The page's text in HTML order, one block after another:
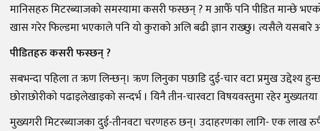
मानिसहरु मिटरब्याजको समस्यामा कसरी फस्छन् ? म आफैँ पनि पीडित मान्छे
खास गरेर फिल्डमा भएकाले पनि यो कुराको अलि बढी ज्ञान राख्छु। त्यसैले यसबारे
पीडितहरु कसरी फस्छन् ?
सबभन्दा पहिला त ऋण लिन्छन्। ऋण लिनुका पछाडि दुई-चार वटा प्रमुख उद्देश्य
छोराछोरीको पढाइलेखाइको सन्दर्भ । यिनै तीन-चारवटा विषयवस्तुमा रहेर
मुख्यगरी मिटरब्याजका दुई-तीनवटा चरणहरु छन्। उदाहरणका लागि- एक लाख